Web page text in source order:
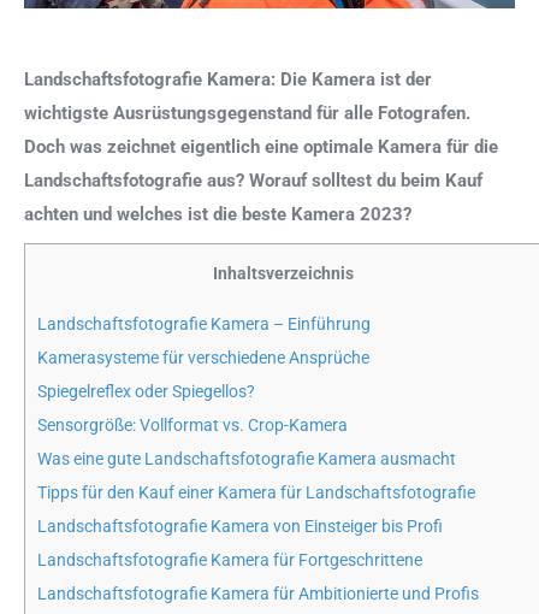
Landschaftsfotografie Kamera: Die Kamera ist der
wichtigste Ausrüstungsgegenstand für alle Fotografen.
Doch was zeichnet eigentlich eine optimale Kamera für die
Landschaftsfotografie aus? Worauf solltest du beim Kauf
achten und welches ist die beste Kamera 2023?
Inhaltsverzeichnis
Landschaftsfotografie Kamera – Einführung
Kamerasysteme für verschiedene Ansprüche
Spiegelreflex oder Spiegellos?
Sensorgröße: Vollformat vs. Crop-Kamera
Was eine gute Landschaftsfotografie Kamera ausmacht
Tipps für den Kauf einer Kamera für Landschaftsfotografie
Landschaftsfotografie Kamera von Einsteiger bis Profi
Landschaftsfotografie Kamera für Fortgeschrittene
Landschaftsfotografie Kamera für Ambitionierte und Profis